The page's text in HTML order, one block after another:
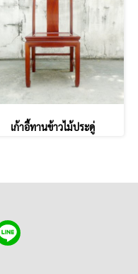
เก้าอี้ทานข้าวไม้ประดู่